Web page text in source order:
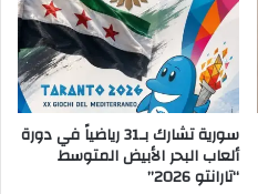
سورية تشارك بـ31 رياضياً في دورة
ألعاب البحر الأبيض المتوسط
“تارانتو 2026”